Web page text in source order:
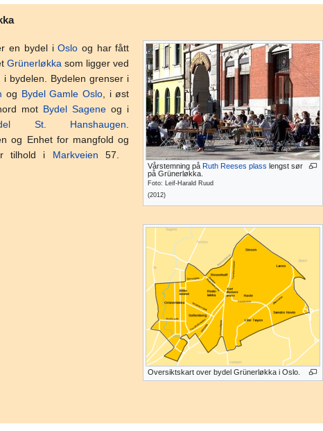
Vårstemning på Ruth Reeses plass lengst sør
på Grünerløkka.
Foto: Leif-Harald Ruud
(2012)
Oversiktskart over bydel Grünerløkka i Oslo.
en bydel iOslo og har fått
Grünerløkka som ligger ved
i bydelen. Bydelen grenser i
og Bydel Gamle Oslo, i øst
mot Bydel Sagene og i
St. Hanshaugen.
og Enhet for mangfold og
tilhold i Markveien 57.